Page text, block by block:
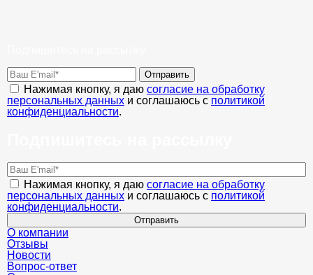
Отправить
Нажимая кнопку, я даю согласие на обработку
персональных данных и соглашаюсь с политикой
конфиденциальности.
Нажимая кнопку, я даю согласие на обработку
персональных данных и соглашаюсь с политикой
конфиденциальности.
Отправить
О компании
Отзывы
Новости
Вопрос-ответ